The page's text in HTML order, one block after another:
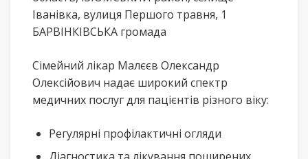
Іванівка, вулиця Першого травня, 1
БАРВІНКІВСЬКА громада
Сімейний лікар Малєєв Олександр
Олексійович надає широкий спектр
медичних послуг для пацієнтів різного віку:
Регулярні профілактичні огляди